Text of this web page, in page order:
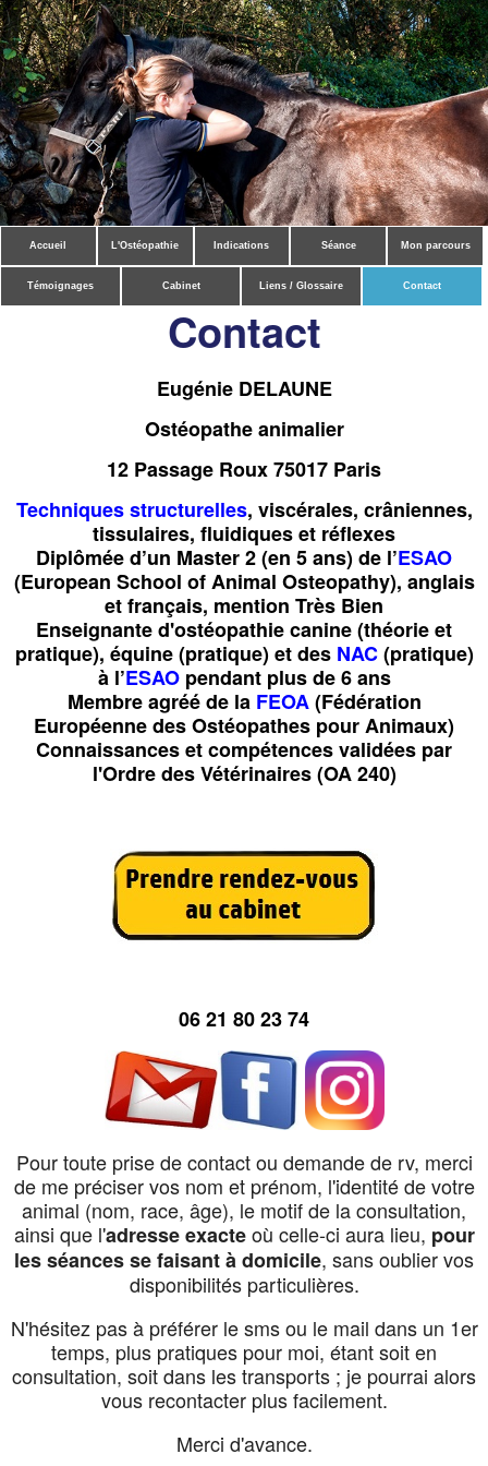
Accueil L'Ostéopathie Indications Séance Mon parcours
Témoignages Cabinet Liens / Glossaire Contact
Contact
Eugénie DELAUNE
Ostéopathe animalier
12 Passage Roux 75017 Paris
Techniques structurelles, viscérales, crâniennes,
tissulaires, fluidiques et réflexes
Diplômée d’un Master 2(en 5 ans) de l’ESAO
(European School of Animal Osteopathy), anglais
et français, mention Très Bien
Enseignante d'ostéopathie canine (théorie et
pratique), équine (pratique) et des NAC(pratique)
à l’ESAOpendant plus de 6 ans
Membreagréé de la FEOA(Fédération
Européenne des Ostéopathes pour Animaux)
Connaissances et compétences validées par
l'Ordre des Vétérinaires (OA 240)
06 21 80 23 74
Pour toute prise de contact ou demande de rv, merci
de me préciser vos nom et prénom, l'identité de votre
animal (nom, race, âge), le motif de la consultation,
ainsi que l'adresse exacteoù celle-ci aura lieu, pour
les séances se faisant à domicile, sans oublier vos
disponibilités particulières.
N'hésitez pas à préférer le sms ou le mail dans un 1er
temps, plus pratiques pour moi, étant soit en
consultation, soit dans les transports ; je pourrai alors
vous recontacter plus facilement.
Merci d'avance.